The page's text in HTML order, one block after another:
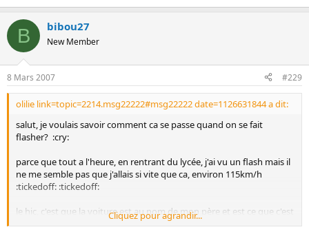
B bibou27
New Member
8 Mars 2007 #229
olilie link=topic=2214.msg22222#msg22222 date=1126631844 a dit:
salut, je voulais savoir comment ca se passe quand on se fait
flasher? :cry:
parce que tout a l'heure, en rentrant du lycée, j'ai vu un flash mais il
ne me semble pas que j'allais si vite que ca, environ 115km/h
:tickedoff: :tickedoff:
le hic, c'est que la voiture est au nom de mon père et est ce que c'est
pour lui les points en moins? :embarassed: je ne sais pas trop
Cliquez pour agrandir...